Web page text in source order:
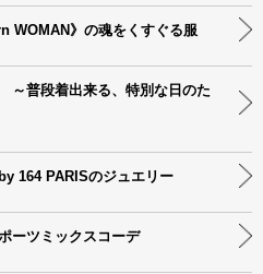
WOMAN》の魂をくすぐる服
普段着出来る、特別な日のた
164 PARISのジュエリー
ーツミックスコーデ